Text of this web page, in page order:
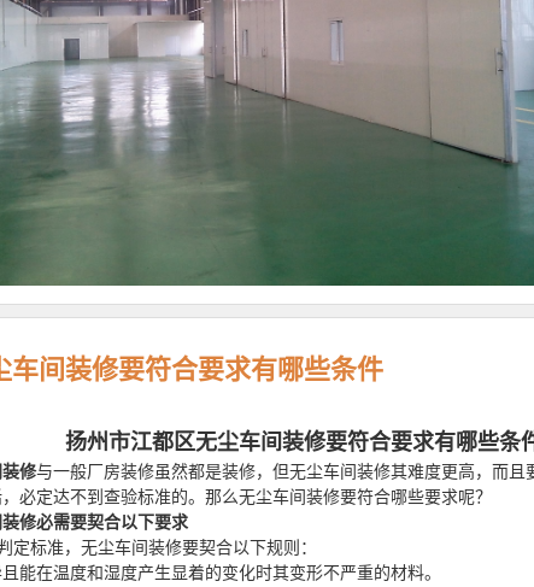
车间装修要符合要求有哪些条件
扬州市江都区无尘车间装修要符合要求有哪些条
修与一般厂房装修虽然都是装修，但无尘车间装修其难度更高，而且
必定达不到查验标准的。那么无尘车间装修要符合哪些要求呢？
修必需要契合以下要求
标准，无尘车间装修要契合以下规则：
在温度和湿度产生显着的变化时其变形不严重的材料。